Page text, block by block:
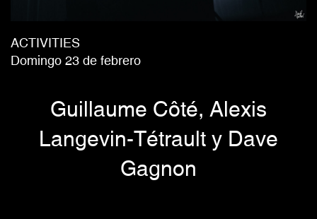
ACTIVITIES
Domingo 23 de febrero
Guillaume Côté, Alexis
Langevin-Tétrault y Dave
Gagnon